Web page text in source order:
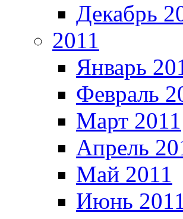
Декабрь
2011
Январь
Февраль
Март 2011
Апрель
Май 2011
Июнь 2011